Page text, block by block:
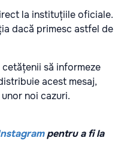
la instituțiile oficiale.
dacă primesc astfel de
să informeze
acest mesaj,
noi cazuri.
pentru a fi la